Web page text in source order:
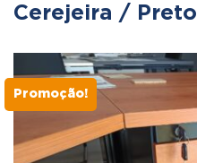
Cerejeira / Preto
Promoção!